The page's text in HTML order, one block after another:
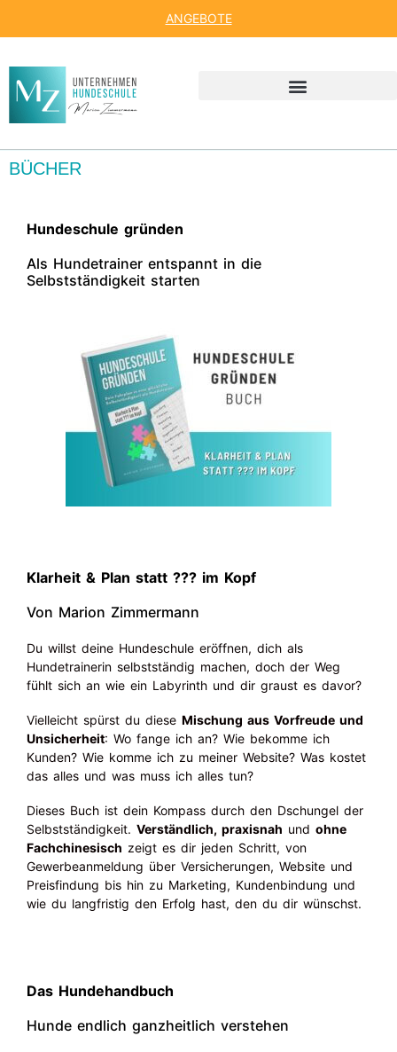
ANGEBOTE
BÜCHER
Hundeschule gründen
Als Hundetrainer entspannt in die
Selbstständigkeit starten
Klarheit & Plan statt ??? im Kopf
Von Marion Zimmermann
Du willst deine Hundeschule eröffnen, dich als
Hundetrainerin selbstständig machen, doch der Weg
fühlt sich an wie ein Labyrinth und dir graust es davor?
Vielleicht spürst du diese Mischung aus Vorfreude und
Unsicherheit: Wo fange ich an? Wie bekomme ich
Kunden? Wie komme ich zu meiner Website? Was kostet
das alles und was muss ich alles tun?
Dieses Buch ist dein Kompass durch den Dschungel der
Selbstständigkeit. Verständlich, praxisnah und ohne
Fachchinesisch zeigt es dir jeden Schritt, von
Gewerbeanmeldung über Versicherungen, Website und
Preisfindung bis hin zu Marketing, Kundenbindung und
wie du langfristig den Erfolg hast, den du dir wünschst.
Das Hundehandbuch
Hunde endlich ganzheitlich verstehen